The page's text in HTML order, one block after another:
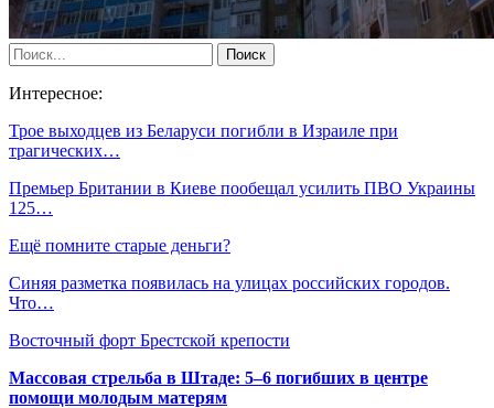
Интересное:
Трое выходцев из Беларуси погибли в Израиле при
трагических…
Премьер Британии в Киеве пообещал усилить ПВО Украины
125…
Ещё помните старые деньги?
Синяя разметка появилась на улицах российских городов.
Что…
Восточный форт Брестской крепости
Массовая стрельба в Штаде: 5–6 погибших в центре
помощи молодым матерям